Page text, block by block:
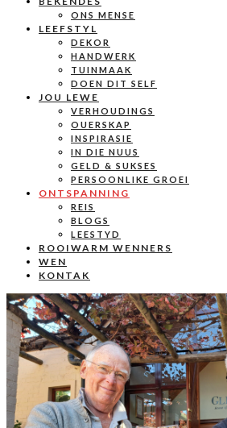
ONS MENSE
LEEFSTYL
DEKOR
HANDWERK
TUINMAAK
DOEN DIT SELF
JOU LEWE
VERHOUDINGS
OUERSKAP
INSPIRASIE
IN DIE NUUS
GELD & SUKSES
PERSOONLIKE GROEI
ONTSPANNING
REIS
BLOGS
LEESTYD
ROOIWARM WENNERS
WEN
KONTAK